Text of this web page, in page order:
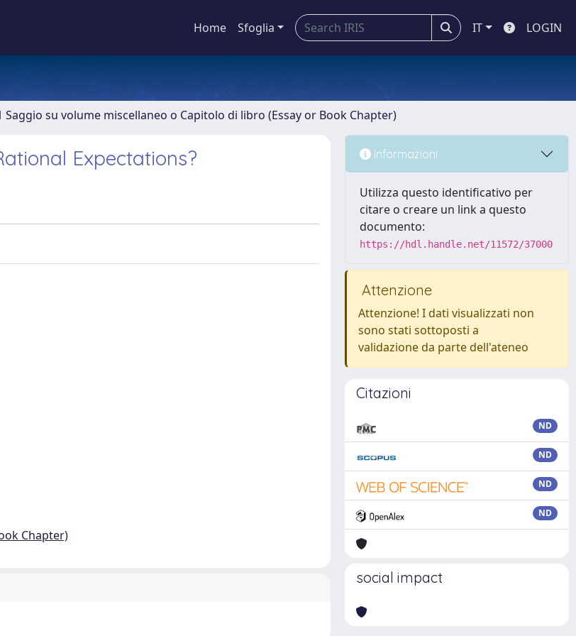
Home Sfoglia IT LOGIN
Saggio su volume miscellaneo o Capitolo di libro (Essay or Book Chapter)
Expectations?
Chapter)
Informazioni
Utilizza questo identificativo per
citare o creare un link a questo
documento:
https://hdl.handle.net/11572/37000
Attenzione
Attenzione! I dati visualizzati non
sono stati sottoposti a
validazione da parte dell'ateneo
Citazioni
ND
ND
ND
ND
social impact